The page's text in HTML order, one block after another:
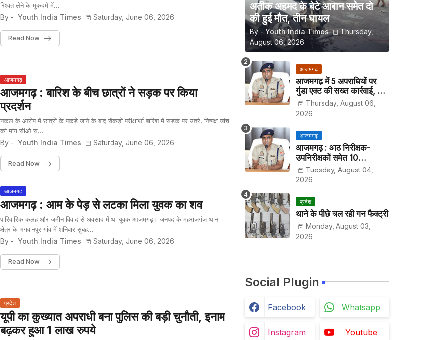
रिश्वत लेने के मुकदमे में…
By - Youth India Times Saturday, June 06, 2026
Read Now
आजमगढ़
आजमगढ़ : बारिश के बीच छात्रों ने सड़क पर किया
प्रदर्शन
नकल के आरोप में छात्रों के पकड़े जाने के बाद सैकड़ों परीक्षार्थी बारिश में सड़क पर उतरे, निष्पक्ष जांच
की मांग सीओ स…
By - Youth India Times Saturday, June 06, 2026
Read Now
आजमगढ़
आजमगढ़ : आम के पेड़ से लटका मिला युवक का शव
पारिवारिक कलह और जमीन विवाद से अवसाद में था युवक आजमगढ़। जनपद के महराजगंज थाना
क्षेत्र के भगवानपुर गांव में शनिवार सुबह…
By - Youth India Times Saturday, June 06, 2026
Read Now
प्रदेश
यूपी का कुख्यात अपराधी बना पुलिस की बड़ी चुनौती, इनाम
बढ़कर हुआ 1 लाख रुपये
अतीक अहमद के बेटे आबान समेत दो
की हुई मौत, तीन घायल
By - Youth India Times
Thursday,
August 06, 2026
आजमगढ़
आजमगढ़ में 5 अपराधियों पर
गुंडा एक्ट की सख्त कार्रवाई, अब
हर पखवाड़े थाने में लगानी होगी
हाजिरी
Thursday, August 06,
2026
आजमगढ़
आजमगढ़ : आठ निरीक्षक-
उपनिरीक्षकों समेत 10
अधिकारियों के तबादले
Tuesday, August 04,
2026
प्रदेश
थाने के पीछे चल रही गन फैक्ट्री
Monday, August 03,
2026
Social Plugin
Facebook Whatsapp
Instagram Youtube